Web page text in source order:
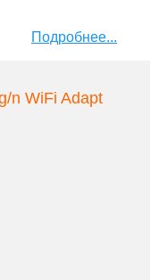
Подробнее...
n WiFi Adapt